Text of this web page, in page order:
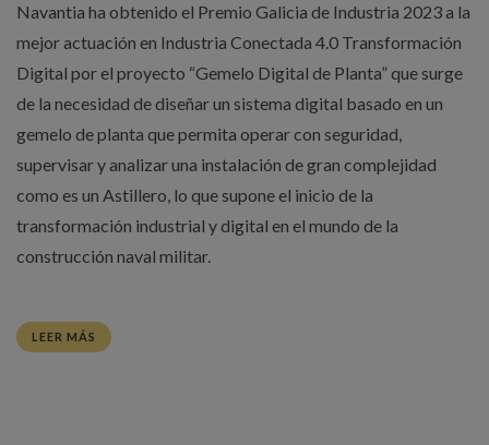
Navantia ha obtenido el Premio Galicia de Industria 2023 a la
mejor actuación en Industria Conectada 4.0 Transformación
Digital por el proyecto “Gemelo Digital de Planta” que surge
de la necesidad de diseñar un sistema digital basado en un
gemelo de planta que permita operar con seguridad,
supervisar y analizar una instalación de gran complejidad
como es un Astillero, lo que supone el inicio de la
transformación industrial y digital en el mundo de la
construcción naval militar.
LEER MÁS